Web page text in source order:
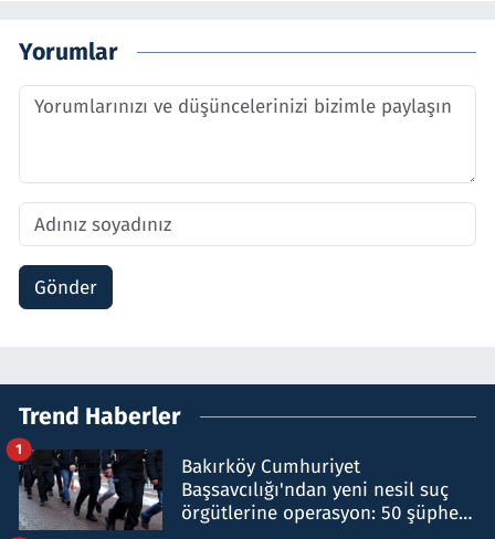
Yorumlar
Gönder
Trend Haberler
Bakırköy Cumhuriyet
Başsavcılığı'ndan yeni nesil suç
örgütlerine operasyon: 50 şüpheli
1